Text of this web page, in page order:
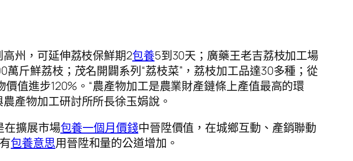
州，可延伸荔枝保鮮期2包養5到30天；廣藥王老吉荔枝加工場
斤鮮荔枝；茂名開闢系列“荔枝菜”，荔枝加工品達30多種；從
值進步120%。“農產物加工是農業財產鏈條上產值最高的環
產物加工研討所所長徐玉娟說。
在擴展市場包養一個月價錢中晉陞價值，在城鄉互動、產銷聯動
包養意思用晉陞和量的公道增加。